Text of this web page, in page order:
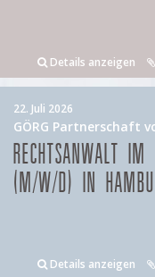
Details anzeigen
22. Juli 2026
GÖRG Partnerschaft
RECHTSANWALT IM
(M/W/D) IN
Details anzeigen